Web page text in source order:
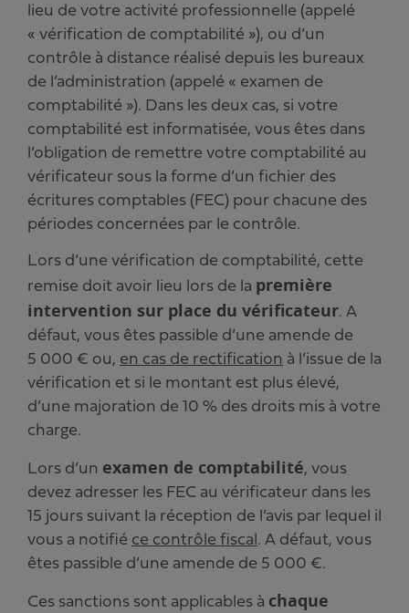
lieu de votre activité professionnelle (appelé
« vérification de comptabilité »), ou d’un
contrôle à distance réalisé depuis les bureaux
de l’administration (appelé « examen de
comptabilité »). Dans les deux cas, si votre
comptabilité est informatisée, vous êtes dans
l’obligation de remettre votre comptabilité au
vérificateur sous la forme d’un fichier des
écritures comptables (FEC) pour chacune des
périodes concernées par le contrôle.
Lors d’une vérification de comptabilité, cette
remise doit avoir lieu lors de la première
intervention sur place du vérificateur. A
défaut, vous êtes passible d’une amende de
5 000 € ou, en cas de rectification à l’issue de la
vérification et si le montant est plus élevé,
d’une majoration de 10 % des droits mis à votre
charge.
Lors d’un examen de comptabilité, vous
devez adresser les FEC au vérificateur dans les
15 jours suivant la réception de l’avis par lequel il
vous a notifié ce contrôle fiscal. A défaut, vous
êtes passible d’une amende de 5 000 €.
Ces sanctions sont applicables à chaque